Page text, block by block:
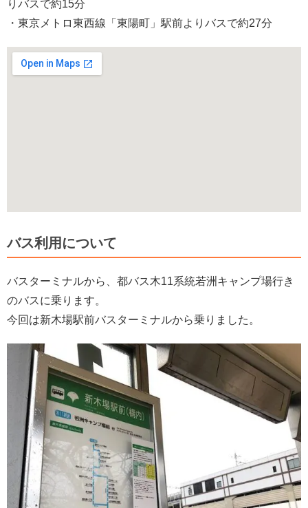
りバスで約15分
・東京メトロ東西線「東陽町」駅前よりバスで約27分
バス利用について
バスターミナルから、都バス木11系統若洲キャンプ場行き
のバスに乗ります。
今回は新木場駅前バスターミナルから乗りました。